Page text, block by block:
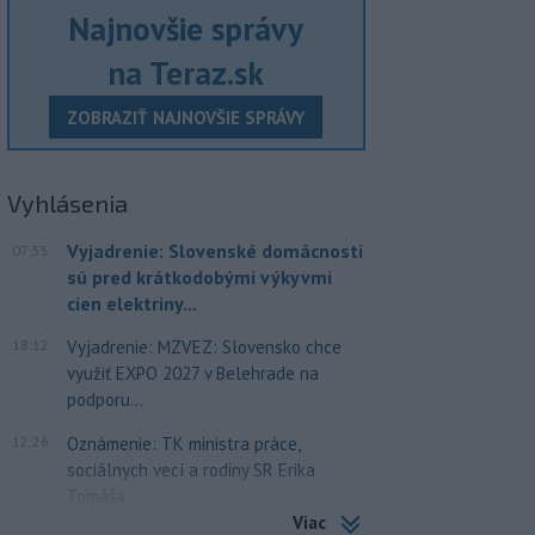
Najnovšie správy
na Teraz.sk
ZOBRAZIŤ NAJNOVŠIE SPRÁVY
Vyhlásenia
07:55
Vyjadrenie: Slovenské domácnosti
sú pred krátkodobými výkyvmi
cien elektriny...
18:12
Vyjadrenie: MZVEZ: Slovensko chce
využiť EXPO 2027 v Belehrade na
podporu...
12:26
Oznámenie: TK ministra práce,
sociálnych vecí a rodiny SR Erika
Tomáša
Viac